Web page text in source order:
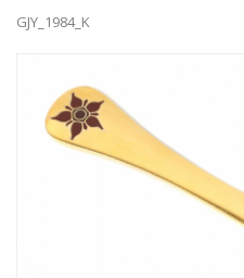
GJY_1984_K